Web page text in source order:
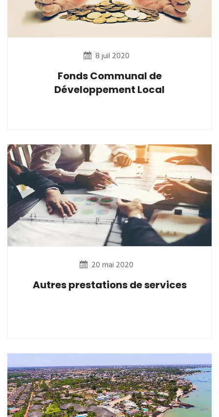
8 juil 2020
Fonds Communal de
Développement Local
20 mai 2020
Autres prestations de services